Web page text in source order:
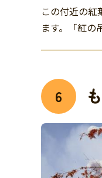
この付近の紅
ます。「紅の
6